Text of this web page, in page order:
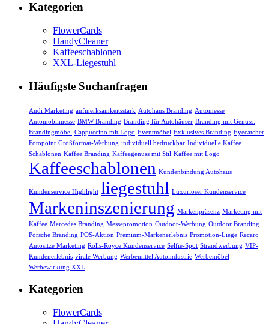
Kategorien
FlowerCards
HandyCleaner
Kaffeeschablonen
XXL-Liegestuhl
Häufigste Suchanfragen
Audi Marketing aufmerksamkeitsstark Autohaus Branding Automesse
Automobilmesse BMW Branding Branding für Autohäuser Branding mit Genuss.
Brandingmöbel Cappuccino mit Logo Eventmöbel Exklusives Branding Eyecatcher
Fotopoint Großformat-Werbung individuell bedruckbar Individuelle Kaffee
Schablonen Kaffee Branding Kaffeegenuss mit Stil Kaffee mit Logo
Kaffeeschablonen Kundenbindung Autohaus
Kundenservice Highlight liegestuhl Luxuriöser Kundenservice
Markeninszenierung Markenpräsenz Marketing mit
Kaffee Mercedes Branding Messepromotion Outdoor-Werbung Outdoor Branding
Porsche Branding POS-Aktion Premium-Markenerlebnis Promotion-Liege Recaro
Autositze Marketing Rolls-Royce Kundenservice Selfie-Spot Strandwerbung VIP-
Kundenerlebnis virale Werbung Werbemittel Autoindustrie Werbemöbel
Werbewirkung XXL
Kategorien
FlowerCards